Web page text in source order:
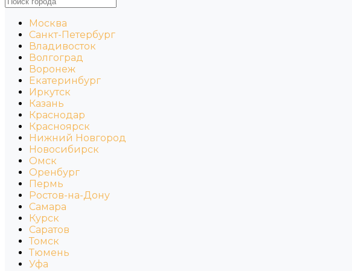
Москва
Санкт-Петербург
Владивосток
Волгоград
Воронеж
Екатеринбург
Иркутск
Казань
Краснодар
Красноярск
Нижний Новгород
Новосибирск
Омск
Оренбург
Пермь
Ростов-на-Дону
Самара
Курск
Саратов
Томск
Тюмень
Уфа